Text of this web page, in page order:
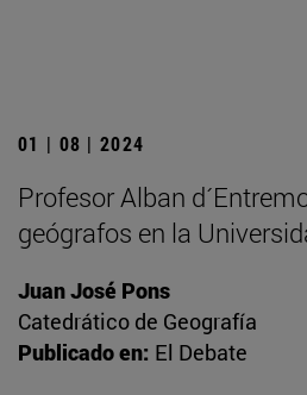
01 | 08 | 2024
Profesor Alban
geógrafos en la
Juan José Pons
Catedrático de Geografía
Publicado en: El Debate